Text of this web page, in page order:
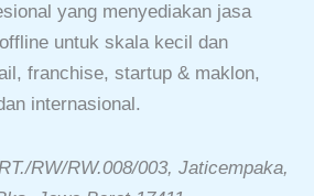
yang menyediakan jasa
untuk skala kecil dan
franchise, startup & maklon,
internasional.
RW/RW.008/003, Jaticempaka,